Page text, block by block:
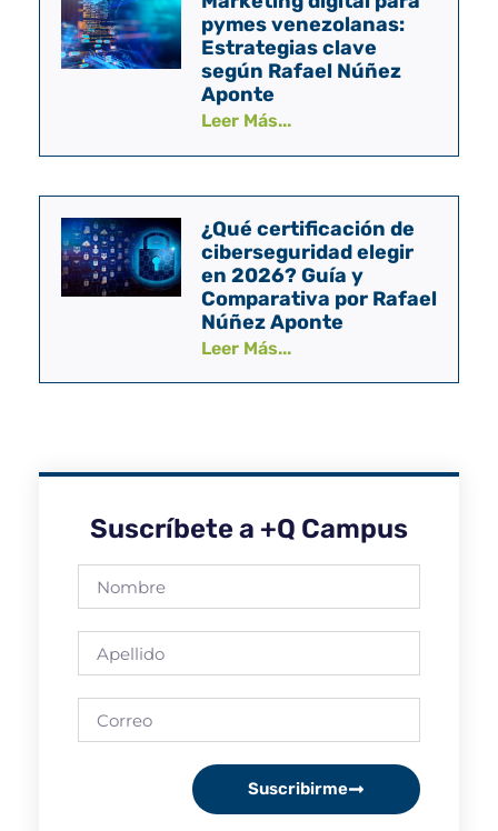
pymes venezolanas:
Estrategias clave
según Rafael Núñez
Aponte
Leer Más...
¿Qué certificación de
ciberseguridad elegir
en 2026? Guía y
Comparativa por Rafael
Núñez Aponte
Leer Más...
Suscríbete a +Q Campus
Suscribirme